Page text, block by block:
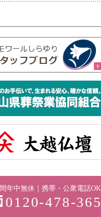
年中無休｜携帯・公衆電話OK
0120-478-365